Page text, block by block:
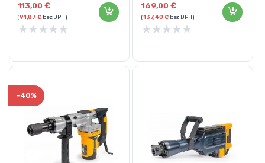
113,00€
(91,87€bez DPH)
★★★★★
169,00€
(137,40€bez DPH)
★★★★★
-40%